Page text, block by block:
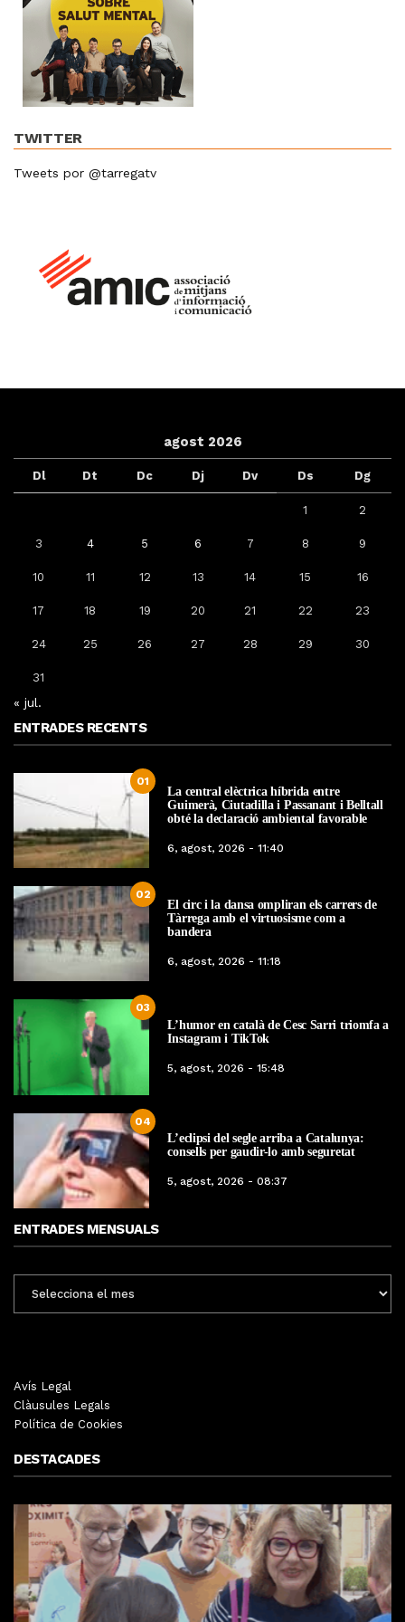
TWITTER
Tweets por @tarregatv
agost 2026
Dl Dt Dc Dj Dv Ds Dg
1 2
3 4 5 6 7 8 9
10 11 12 13 14 15 16
17 18 19 20 21 22 23
24 25 26 27 28 29 30
31
« jul.
ENTRADES RECENTS
01
La central elèctrica híbrida entre
Guimerà, Ciutadilla i Passanant i Belltall
obté la declaració ambiental favorable
6, agost, 2026 - 11:40
02
El circ i la dansa ompliran els carrers de
Tàrrega amb el virtuosisme com a
bandera
6, agost, 2026 - 11:18
03
L’humor en català de Cesc Sarri triomfa a
Instagram i TikTok
5, agost, 2026 - 15:48
04
L’eclipsi del segle arriba a Catalunya:
consells per gaudir-lo amb seguretat
5, agost, 2026 - 08:37
ENTRADES MENSUALS
MENSUALS
Avís Legal
Clàusules Legals
Política de Cookies
DESTACADES